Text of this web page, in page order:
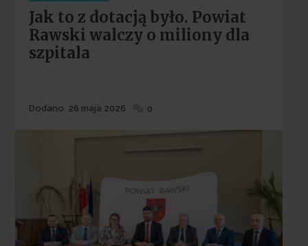
Jak to z dotacją było. Powiat
Rawski walczy o miliony dla
szpitala
Dodane
Dodano 26 maja 2026 0